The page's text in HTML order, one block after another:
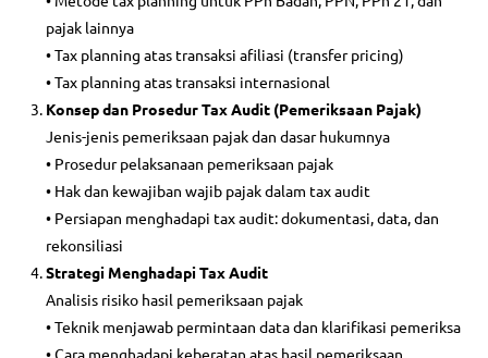
pajak lainnya
• Tax planning atas transaksi afiliasi (transfer pricing)
• Tax planning atas transaksi internasional
Konsep dan Prosedur Tax Audit (Pemeriksaan Pajak)
Jenis-jenis pemeriksaan pajak dan dasar hukumnya
• Prosedur pelaksanaan pemeriksaan pajak
• Hak dan kewajiban wajib pajak dalam tax audit
• Persiapan menghadapi tax audit: dokumentasi, data, dan
rekonsiliasi
Strategi Menghadapi Tax Audit
Analisis risiko hasil pemeriksaan pajak
• Teknik menjawab permintaan data dan klarifikasi pemeriksa
• Cara menghadapi keberatan atas hasil pemeriksaan